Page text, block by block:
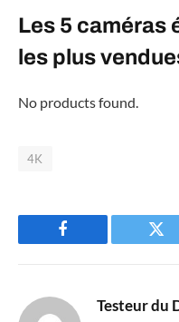
Les 5 caméras
les plus
No products found.
4K
Facebook
Testeur du